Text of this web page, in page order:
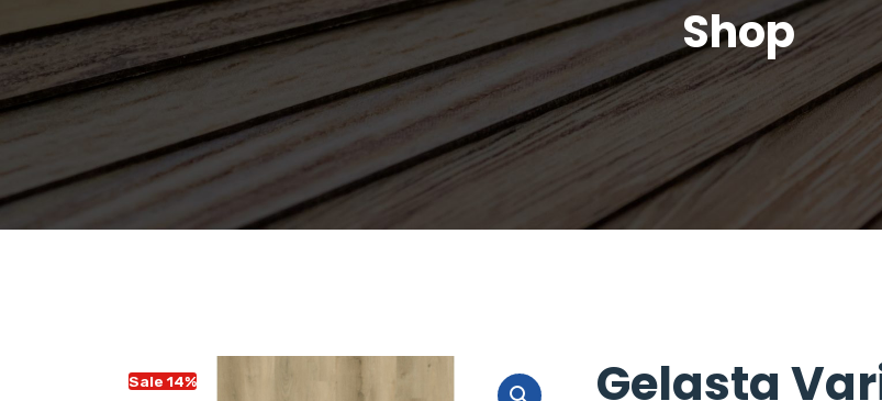
Shop
Sale 14%
Gelasta